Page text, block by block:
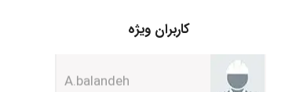
کاربران ویژهA.balandeh